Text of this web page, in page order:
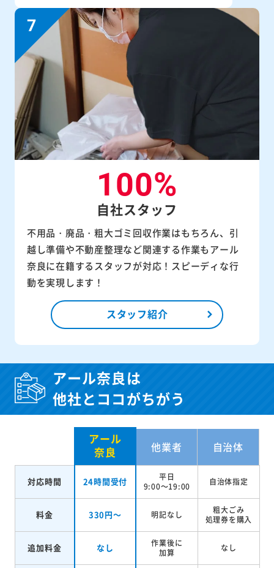
100%
自社スタッフ
不用品・廃品・粗大ゴミ回収作業はもちろん、引
越し準備や不動産整理など関連する作業もアール
奈良に在籍するスタッフが対応！スピーディな行
動を実現します！
スタッフ紹介
アール奈良は
他社とココがちがう
アール
奈良
他業者 自治体
対応時間 24時間受付
平日
9:00～19:00
自治体指定
料金 330円～ 明記なし
粗大ごみ
処理券を購入
追加料金 なし
作業後に
加算
なし